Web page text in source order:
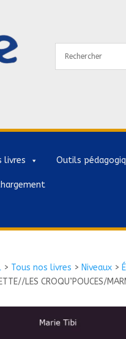
livres Outils
> Tous nos livres > Niveaux >
LES CROQU’POUCES/